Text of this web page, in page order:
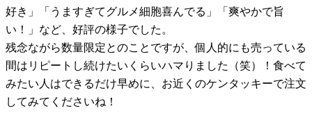
好き」「うますぎてグルメ細胞喜んでる」「爽やかで旨
い！」など、好評の様子でした。
残念ながら数量限定とのことですが、個人的にも売っている
間はリピートし続けたいくらいハマりました（笑）！食べて
みたい人はできるだけ早めに、お近くのケンタッキーで注文
してみてくださいね！